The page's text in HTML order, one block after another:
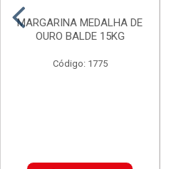
MARGARINA MEDALHA DE
OURO BALDE 15KG
Código: 1775